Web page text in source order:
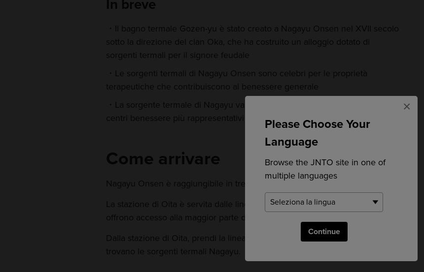
Please Choose Your
Language
Browse the JNTO site in one of
multiple languages
Continue
×
In breve
Il bagno termale Gozen-yu è stato creato a Nagayu Onsen nel XVII secolo
sotto la direzione del clan Oka, che ha costruito un alloggio dotato di
sorgenti termali per il signore feudale
Le sorgenti termali di Nagayu Onsen sono celebri per le proprietà
terapeutiche che contribuiscono al benessere generale
La sorgente termale di Nagayu vanta uno scambio culturale con uno dei
centri benessere più rappresentativi d'Europa, Bad Krozingen, in Germania
Come arrivare
Nagayu Onsen è raggiungibile in treno o in autobus.
La stazione di Oita è servita dalle linee principali Kyudai, Hohi e Nippo, che
offrono accesso alla maggior parte dei luoghi di Kyushu.
Dalla stazione di Oita, prendi la linea Hohi verso la città di Taketa, dove si
trovano le sorgenti termali Nagayu.